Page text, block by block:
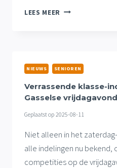
LEES MEER PROGRAMMA
EN
BEKERDUELS
NIEUWS SENIOREN
Verrassende klasse-
Gasselse
Geplaatst op 2025-08-11
Niet alleen in het
alle indelingen nu bekend,
competities op de